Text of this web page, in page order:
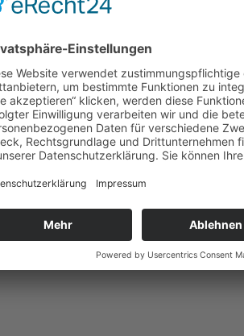
was? – Klara Meusburger
obwohl sie eigentlich alles erreicht hatte.
gestalten – körperlich, mental und beruflich.